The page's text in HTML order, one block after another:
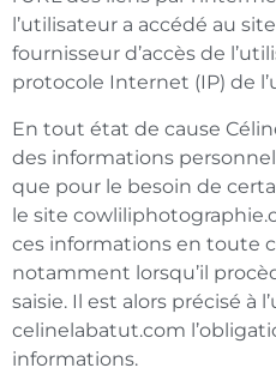
l’utilisateur a accédé au
fournisseur d’accès de
protocole Internet (IP) de
En tout état de cause
des informations
que pour le besoin de
le site
ces informations en toute
notamment lorsqu’il
saisie. Il est alors précisé à
celinelabatut.com
informations.